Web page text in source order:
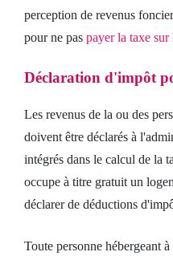
perception de revenus
pour ne pas payer la taxe
Déclaration d'impôt
Les revenus de la ou des
doivent être déclarés à
intégrés dans le calcul de la
occupe à titre gratuit un
déclarer de déductions
Toute personne hébergeant